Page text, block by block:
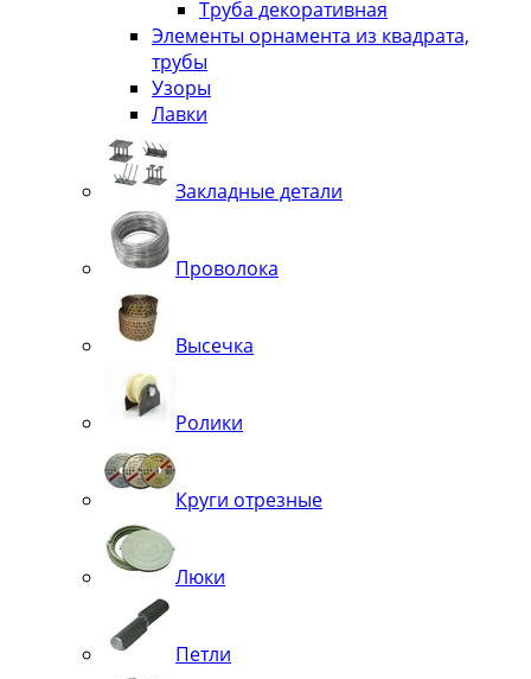
Труба декоративная
Элементы орнамента из квадрата,
трубы
Узоры
Лавки
Закладные детали
Проволока
Высечка
Ролики
Круги отрезные
Люки
Петли